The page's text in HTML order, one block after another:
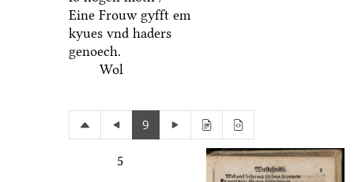
Eine Frouw gyfft em
kyues vnd haders
genoech.
Wol
9
5